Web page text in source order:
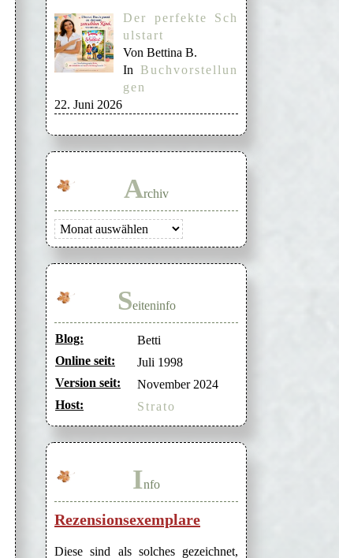
Der perfekte Sch
ulstart
Von Bettina B.
In Buchvorstellun
gen
22. Juni 2026
Archiv
Archiv
Seiteninfo
Blog:
Betti
Online seit:
Juli 1998
Version seit:
November 2024
Host:
Strato
Info
Rezensionsexemplare
Diese sind als solches gezeichnet,